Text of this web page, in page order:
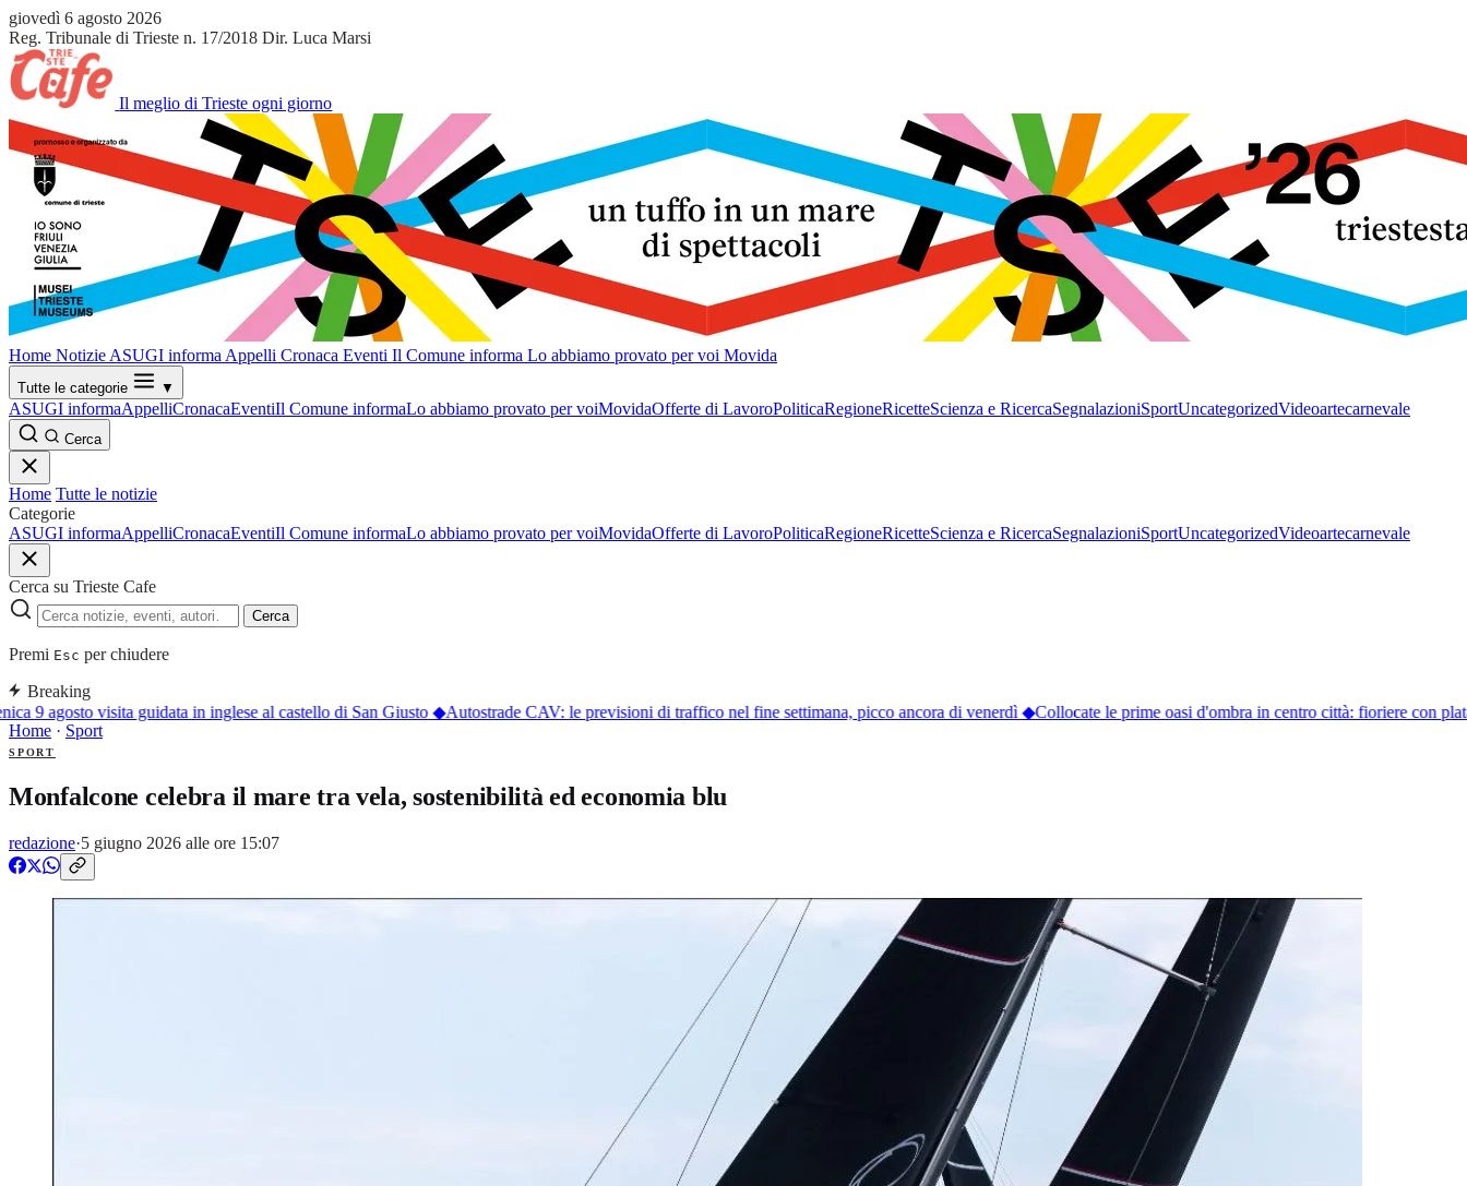
giovedì 6 agosto 2026
Reg. Tribunale di Trieste n. 17/2018 Dir. Luca Marsi
Il meglio di Trieste ogni giorno
Home Notizie ASUGI informa Appelli Cronaca Eventi Il Comune informa Lo abbiamo provato per voi Movida
Tutte le categorie ▼
ASUGI informaAppelliCronacaEventiIl Comune informaLo abbiamo provato per voiMovidaOfferte di LavoroPoliticaRegioneRicetteScienza e RicercaSegnalazioniSportUncategorizedVideoartecarnevale
Cerca
Home Tutte le notizie
Categorie
ASUGI informaAppelliCronacaEventiIl Comune informaLo abbiamo provato per voiMovidaOfferte di LavoroPoliticaRegioneRicetteScienza e RicercaSegnalazioniSportUncategorizedVideoartecarnevale
Cerca su Trieste Cafe
Cerca
Premi Esc per chiudere
Breaking
9 agosto visita guidata in inglese al castello di San Giusto◆Autostrade CAV: le previsioni di traffico nel fine settimana, picco ancora di venerdì◆ Collocate le prime oasi d'ombra in centro città: fioriere con
Home · Sport
SPORT
Monfalcone celebra il mare tra vela, sostenibilità ed economia blu
redazione·5 giugno 2026 alle ore 15:07